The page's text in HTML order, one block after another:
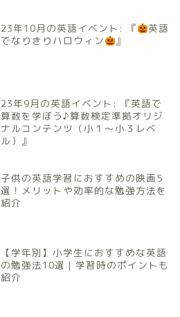
23年10月の英語イベント: 『
英語
でなりきりハロウィン
』
23年9月の英語イベント: 『英語で
算数を学ぼう♪算数検定準拠オリジ
ナルコンテンツ（小１～小３レベ
ル）』
子供の英語学習におすすめの映画5
選！メリットや効率的な勉強方法を
紹介
【学年別】小学生におすすめな英語
の勉強法10選｜学習時のポイントも
紹介